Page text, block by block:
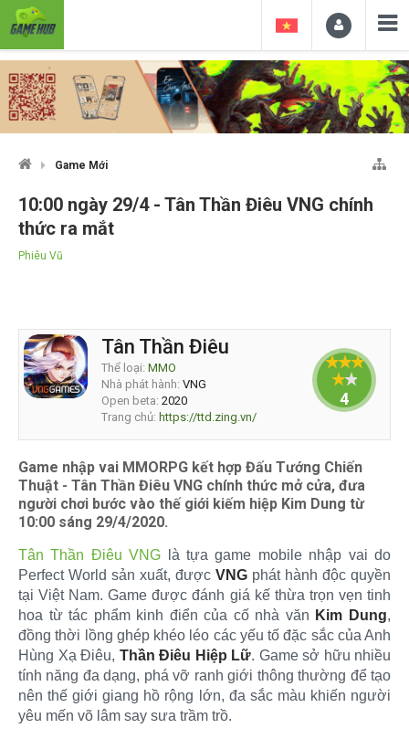
Game Mới
10:00 ngày 29/4 - Tân Thần Điêu VNG chính
thức ra mắt
Phiêu Vũ
Tân Thần Điêu
Thể loại: MMO
Nhà phát hành: VNG
Open beta: 2020
Trang chủ: https://ttd.zing.vn/
4
Game nhập vai MMORPG kết hợp Đấu Tướng Chiến
Thuật - Tân Thần Điêu VNG chính thức mở cửa, đưa
người chơi bước vào thế giới kiếm hiệp Kim Dung từ
10:00 sáng 29/4/2020.
Tân Thần Điêu VNG là tựa game mobile nhập vai do
Perfect World sản xuất, được VNG phát hành độc quyền
tại Việt Nam. Game được đánh giá kế thừa trọn vẹn tinh
hoa từ tác phẩm kinh điển của cố nhà văn Kim Dung,
đồng thời lồng ghép khéo léo các yếu tố đặc sắc của Anh
Hùng Xạ Điêu, Thần Điêu Hiệp Lữ. Game sở hữu nhiều
tính năng đa dạng, phá vỡ ranh giới thông thường để tạo
nên thế giới giang hồ rộng lớn, đa sắc màu khiến người
yêu mến võ lâm say sưa trầm trồ.